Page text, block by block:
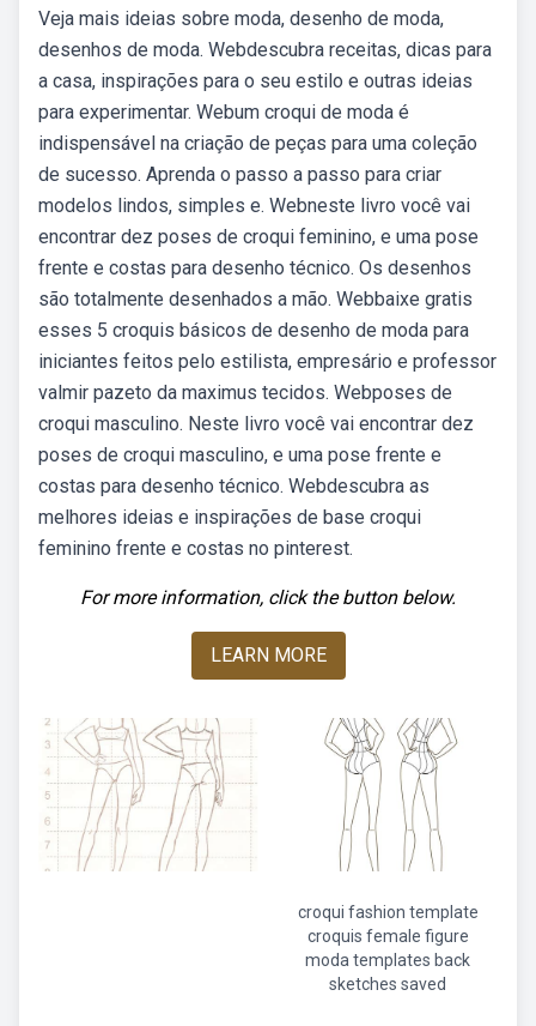
Veja mais ideias sobre moda, desenho de moda,
desenhos de moda. Webdescubra receitas, dicas para
a casa, inspirações para o seu estilo e outras ideias
para experimentar. Webum croqui de moda é
indispensável na criação de peças para uma coleção
de sucesso. Aprenda o passo a passo para criar
modelos lindos, simples e. Webneste livro você vai
encontrar dez poses de croqui feminino, e uma pose
frente e costas para desenho técnico. Os desenhos
são totalmente desenhados a mão. Webbaixe gratis
esses 5 croquis básicos de desenho de moda para
iniciantes feitos pelo estilista, empresário e professor
valmir pazeto da maximus tecidos. Webposes de
croqui masculino. Neste livro você vai encontrar dez
poses de croqui masculino, e uma pose frente e
costas para desenho técnico. Webdescubra as
melhores ideias e inspirações de base croqui
feminino frente e costas no pinterest.
For more information, click the button below.
LEARN MORE
croqui fashion template
croquis female figure
moda templates back
sketches saved